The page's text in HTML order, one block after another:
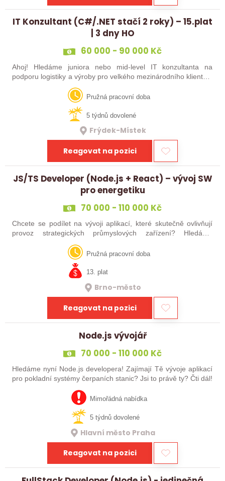
IT Konzultant (C#/.NET stačí 2 roky) – 15.plat
| 3 dny HO
60 000 - 90 000 Kč
Ahoj! Hledáme juniora nebo mid-level IT konzultanta na
podporu logistiky a výroby pro velkého mezinárodního klienta v
automobilce. Máš aspoň 2 roky praxe s C#? Tak to zvládneš!
Pružná pracovní doba
5 týdnů dovolené
Frýdek-Místek
Reagovat na pozici
JS/TS Developer (Node.js + React) – vývoj SW
pro energetiku
70 000 - 110 000 Kč
Chcete se podílet na vývoji aplikací, které skutečně ovlivňují
provoz strategických průmyslových zařízení? Hledáme
zkušeného vývojáře, který nechce kódovat jen krátkodobé
projekty, ale tvořit…
Pružná pracovní doba
13. plat
Brno-město
Reagovat na pozici
Node.js vývojář
70 000 - 110 000 Kč
Hledáme nyní Node.js developera! Zajímají Tě vývoje aplikací
pro pokladní systémy čerpaních stanic? Jsi to právě ty? Čti dál!
Mimořádná nabídka
5 týdnů dovolené
Hlavní město Praha
Reagovat na pozici